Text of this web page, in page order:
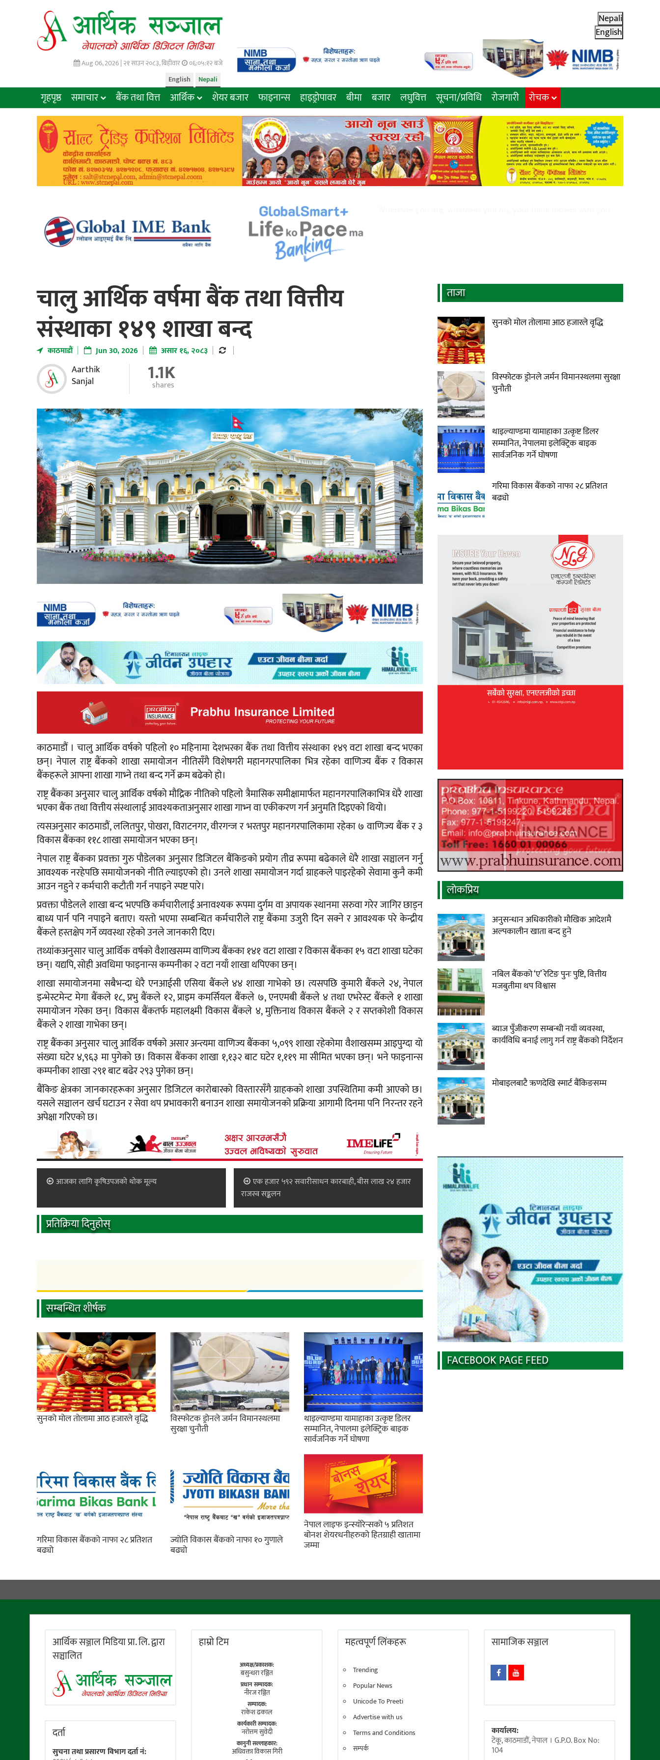
Aug 06, 2026 | २१ साउन २०८३, बिहीवार
०६:०५:१३ बजे
Nepali
English
Nepali
English
गृहपृष्ठ समाचार बैंक तथा वित्त आर्थिक शेयर बजार फाइनान्स हाइड्रोपावर बीमा बजार लघुवित्त सूचना/प्रविधि रोजगारी राेचक
चालु आर्थिक वर्षमा बैंक तथा वित्तीय
संस्थाका १४९ शाखा बन्द
काठमाडाैं Jun 30, 2026 असार १६, २०८३
Aarthik
Sanjal
1.1K
shares
काठमाडौं । चालु आर्थिक वर्षको पहिलो १० महिनामा देशभरका बैंक तथा वित्तीय संस्थाका १४९ वटा शाखा बन्द भएका
छन्। नेपाल राष्ट्र बैंकको शाखा समायोजन नीतिसँगै विशेषगरी महानगरपालिका भित्र रहेका वाणिज्य बैंक र विकास
बैंकहरूले आफ्ना शाखा गाभ्ने तथा बन्द गर्ने क्रम बढेको हो।
राष्ट्र बैंकका अनुसार चालु आर्थिक वर्षको मौद्रिक नीतिको पहिलो त्रैमासिक समीक्षामार्फत महानगरपालिकाभित्र धेरै शाखा
भएका बैंक तथा वित्तीय संस्थालाई आवश्यकताअनुसार शाखा गाभ्न वा एकीकरण गर्न अनुमति दिइएको थियो।
त्यसअनुसार काठमाडौं, ललितपुर, पोखरा, विराटनगर, वीरगन्ज र भरतपुर महानगरपालिकामा रहेका ७ वाणिज्य बैंक र ३
विकास बैंकका ११८ शाखा समायोजन भएका छन्।
नेपाल राष्ट्र बैंकका प्रवक्ता गुरु पौडेलका अनुसार डिजिटल बैंकिङको प्रयोग तीव्र रूपमा बढेकाले धेरै शाखा सञ्चालन गर्नु
आवश्यक नरहेपछि समायोजनको नीति ल्याइएको हो। उनले शाखा समायोजन गर्दा ग्राहकले पाइरहेको सेवामा कुनै कमी
आउन नहुने र कर्मचारी कटौती गर्न नपाइने स्पष्ट पारे।
प्रवक्ता पौडेलले शाखा बन्द भएपछि कर्मचारीलाई अनावश्यक रूपमा दुर्गम वा अपायक स्थानमा सरुवा गरेर जागिर छाड्न
बाध्य पार्न पनि नपाइने बताए। यस्तो भएमा सम्बन्धित कर्मचारीले राष्ट्र बैंकमा उजुरी दिन सक्ने र आवश्यक परे केन्द्रीय
बैंकले हस्तक्षेप गर्ने व्यवस्था रहेको उनले जानकारी दिए।
तथ्यांकअनुसार चालु आर्थिक वर्षको वैशाखसम्म वाणिज्य बैंकका १४१ वटा शाखा र विकास बैंकका १५ वटा शाखा घटेका
छन्। यद्यपि, सोही अवधिमा फाइनान्स कम्पनीका २ वटा नयाँ शाखा थपिएका छन्।
शाखा समायोजनमा सबैभन्दा धेरै एनआईसी एसिया बैंकले ४४ शाखा गाभेको छ। त्यसपछि कुमारी बैंकले २४, नेपाल
इन्भेस्टमेन्ट मेगा बैंकले १८, प्रभु बैंकले १२, प्राइम कमर्सियल बैंकले ७, एनएमबी बैंकले ४ तथा एभरेस्ट बैंकले १ शाखा
समायोजन गरेका छन्। विकास बैंकतर्फ महालक्ष्मी विकास बैंकले ४, मुक्तिनाथ विकास बैंकले २ र सप्तकोशी विकास
बैंकले २ शाखा गाभेका छन्।
राष्ट्र बैंकका अनुसार चालु आर्थिक वर्षको असार अन्त्यमा वाणिज्य बैंकका ५,०९९ शाखा रहेकोमा वैशाखसम्म आइपुग्दा यो
संख्या घटेर ४,९६३ मा पुगेको छ। विकास बैंकका शाखा १,१३२ बाट घटेर १,११९ मा सीमित भएका छन्। भने फाइनान्स
कम्पनीका शाखा २९१ बाट बढेर २९३ पुगेका छन्।
बैंकिङ क्षेत्रका जानकारहरूका अनुसार डिजिटल कारोबारको विस्तारसँगै ग्राहकको शाखा उपस्थितिमा कमी आएको छ।
यसले सञ्चालन खर्च घटाउन र सेवा थप प्रभावकारी बनाउन शाखा समायोजनको प्रक्रिया आगामी दिनमा पनि निरन्तर रहने
अपेक्षा गरिएको छ।
आजका लागि कृषिउपजको थोक मूल्य
एक हजार ५९२ सवारीसाधन कारबाही, बीस लाख २४ हजार
राजस्व सङ्कलन
प्रतिक्रिया दिनुहोस्
सम्बन्धित शीर्षक
सुनको मोल तोलामा आठ हजारले वृद्धि विस्फोटक ड्रोनले जर्मन विमानस्थलमा
सुरक्षा चुनौती
थाइल्याण्डमा यामाहाका उत्कृष्ट डिलर
सम्मानित, नेपालमा इलेक्ट्रिक बाइक
सार्वजनिक गर्ने घोषणा
गरिमा विकास बैंकको नाफा २८ प्रतिशत
बढ्यो
ज्योति विकास बैंकको नाफा १० गुणाले
बढ्यो
नेपाल लाइफ इन्स्योरेन्सको ५ प्रतिशत
बोनश शेयरधनीहरुको हितग्राही खातामा
जम्मा
ताजा
सुनको मोल तोलामा आठ हजारले वृद्धि
विस्फोटक ड्रोनले जर्मन विमानस्थलमा सुरक्षा
चुनौती
थाइल्याण्डमा यामाहाका उत्कृष्ट डिलर
सम्मानित, नेपालमा इलेक्ट्रिक बाइक
सार्वजनिक गर्ने घोषणा
गरिमा विकास बैंकको नाफा २८ प्रतिशत
बढ्यो
लाेकप्रिय
अनुसन्धान अधिकारीकाे माैखिक आदेशमै
अल्पकालीन खाता बन्द हुने
नबिल बैंकको ‘ए’ रेटिङ पुनः पुष्टि, वित्तीय
मजबुतीमा थप विश्वास
ब्याज पुँजीकरण सम्बन्धी नयाँ व्यवस्था,
कार्यविधि बनाई लागु गर्न राष्ट्र बैंकको निर्देशन
मोबाइलबाटै ऋणदेखि स्मार्ट बैंकिङसम्म
FACEBOOK PAGE FEED
आर्थिक सञ्जाल मिडिया प्रा. लि. द्वारा
सञ्चालित
दर्ता
सुचना तथा प्रसारण विभाग दर्ता नं:
हाम्राे टिम
अध्यक्ष/प्रकाशक:
बसुन्धरा रञ्जित
प्रधान सम्पादक:
नीरज रञ्जित
सम्पादक:
राकेश ढकाल
कार्यकारी सम्पादक:
नराेत्तम सुवेदी
कानुनी सल्लाहकार:
अधिवक्ता विकास गिरी
महत्वपूर्ण लिंकहरू
Trending
Popular News
Unicode To Preeti
Advertise with us
Terms and Conditions
सम्पर्क
सामाजिक सञ्जाल
कार्यालय:
टेकू, काठमाडाैं, नेपाल । G.P.O. Box No:
104